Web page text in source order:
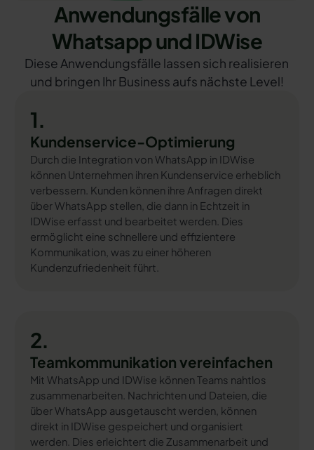
Anwendungsfälle von
Whatsapp und IDWise
Diese Anwendungsfälle lassen sich realisieren
und bringen Ihr Business aufs nächste Level!
1.
Kundenservice-Optimierung
Durch die Integration von WhatsApp in IDWise
können Unternehmen ihren Kundenservice erheblich
verbessern. Kunden können ihre Anfragen direkt
über WhatsApp stellen, die dann in Echtzeit in
IDWise erfasst und bearbeitet werden. Dies
ermöglicht eine schnellere und effizientere
Kommunikation, was zu einer höheren
Kundenzufriedenheit führt.
2.
Teamkommunikation vereinfachen
Mit WhatsApp und IDWise können Teams nahtlos
zusammenarbeiten. Nachrichten und Dateien, die
über WhatsApp ausgetauscht werden, können
direkt in IDWise gespeichert und organisiert
werden. Dies erleichtert die Zusammenarbeit und